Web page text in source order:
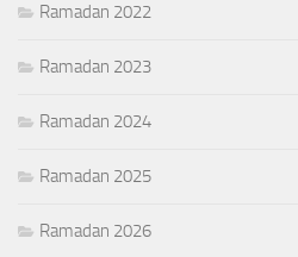
Ramadan 2022
Ramadan 2023
Ramadan 2024
Ramadan 2025
Ramadan 2026